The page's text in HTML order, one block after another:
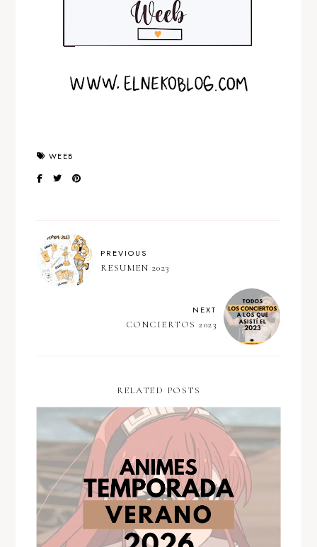
WEEB
PREVIOUS
RESUMEN 2023
NEXT
CONCIERTOS 2023
RELATED POSTS